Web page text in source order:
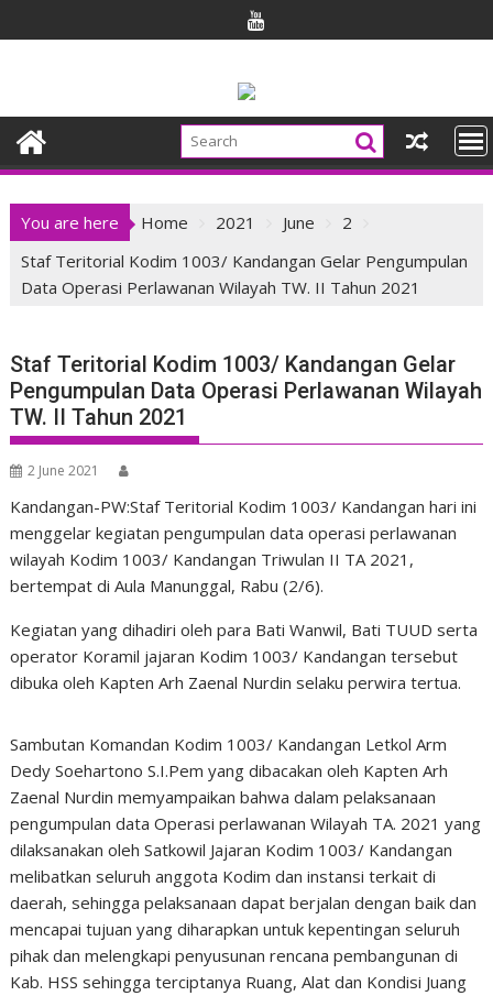
to
You are here Home 2021 June
2
Staf Teritorial Kodim 1003/ Kandangan Gelar Pengumpulan
Data Operasi Perlawanan Wilayah TW. II Tahun 2021
Staf Teritorial Kodim 1003/ Kandangan Gelar
Pengumpulan Data Operasi Perlawanan Wilayah
TW. II Tahun 2021
2 June 2021
Kandangan-PW:Staf Teritorial Kodim 1003/ Kandangan hari ini
menggelar kegiatan pengumpulan data operasi perlawanan
wilayah Kodim 1003/ Kandangan Triwulan II TA 2021,
bertempat di Aula Manunggal, Rabu (2/6).
Kegiatan yang dihadiri oleh para Bati Wanwil, Bati TUUD serta
operator Koramil jajaran Kodim 1003/ Kandangan tersebut
dibuka oleh Kapten Arh Zaenal Nurdin selaku perwira tertua.
Sambutan Komandan Kodim 1003/ Kandangan Letkol Arm
Dedy Soehartono S.I.Pem yang dibacakan oleh Kapten Arh
Zaenal Nurdin memyampaikan bahwa dalam pelaksanaan
pengumpulan data Operasi perlawanan Wilayah TA. 2021 yang
dilaksanakan oleh Satkowil Jajaran Kodim 1003/ Kandangan
melibatkan seluruh anggota Kodim dan instansi terkait di
daerah, sehingga pelaksanaan dapat berjalan dengan baik dan
mencapai tujuan yang diharapkan untuk kepentingan seluruh
pihak dan melengkapi penyusunan rencana pembangunan di
Kab. HSS sehingga terciptanya Ruang, Alat dan Kondisi Juang